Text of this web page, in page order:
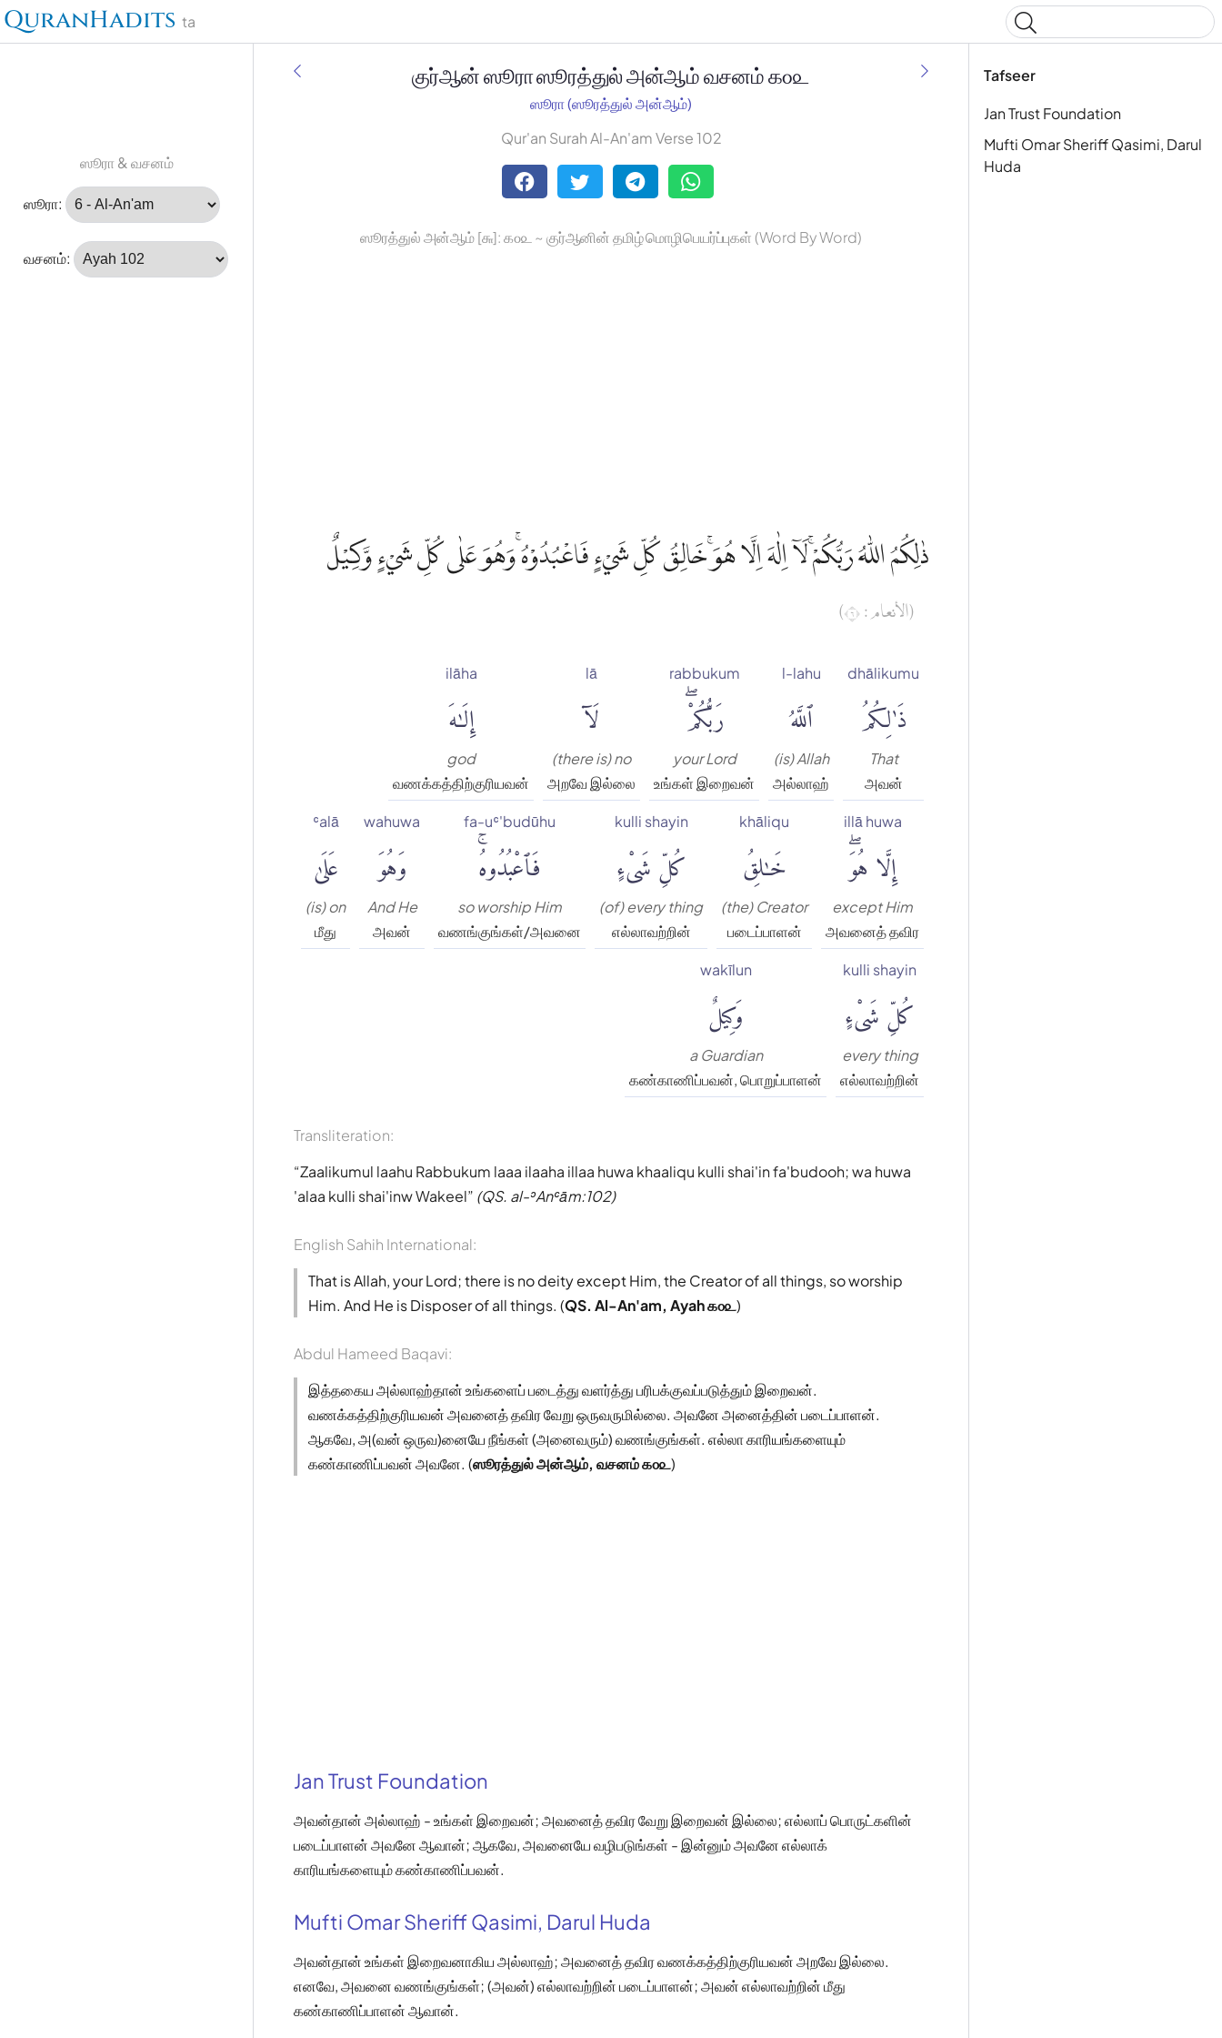
QuranHadits ta
ஸூரா & வசனம்
ஸூரா:
வசனம்:
Tafseer
Jan Trust Foundation
Mufti Omar Sheriff Qasimi, Darul
Huda
குர்ஆன் ஸூரா ஸூரத்துல் அன்ஆம் வசனம் ௧௦௨
ஸூரா (ஸூரத்துல் அன்ஆம்)
Qur'an Surah Al-An'am Verse 102
ஸூரத்துல் அன்ஆம் [௬]: ௧௦௨ ~ குர்ஆனின் தமிழ் மொழிபெயர்ப்புகள் (Word By Word)
ذٰلِكُمُ اللّٰهُ رَبُّكُمْۚ لَآ اِلٰهَ اِلَّا هُوَۚ خَالِقُ كُلِّ شَيْءٍ فَاعْبُدُوْهُ ۚوَهُوَ عَلٰى كُلِّ شَيْءٍ وَّكِيْلٌ
(الأنعام : ٦)
dhālikumu
ذَٰلِكُمُ
That
அவன்
l-lahu
ٱللَّهُ
(is) Allah
அல்லாஹ்
rabbukum
رَبُّكُمْۖ
your Lord
உங்கள் இறைவன்
lā
لَآ
(there is) no
அறவே இல்லை
ilāha
إِلَٰهَ
god
வணக்கத்திற்குரியவன்
illā huwa
إِلَّا هُوَۖ
except Him
அவனைத் தவிர
khāliqu
خَٰلِقُ
(the) Creator
படைப்பாளன்
kulli shayin
كُلِّ شَىْءٍ
(of) every thing
எல்லாவற்றின்
fa-uʿ'budūhu
فَٱعْبُدُوهُۚ
so worship Him
வணங்குங்கள்/அவனை
wahuwa
وَهُوَ
And He
அவன்
ʿalā
عَلَىٰ
(is) on
மீது
kulli shayin
كُلِّ شَىْءٍ
every thing
எல்லாவற்றின்
wakīlun
وَكِيلٌ
a Guardian
கண்காணிப்பவன், பொறுப்பாளன்
Transliteration:
Zaalikumul laahu Rabbukum laaa ilaaha illaa huwa khaaliqu kulli shai'in fa'budooh; wa huwa
'alaa kulli shai'inw Wakeel (QS. al-ʾAnʿām:102)
English Sahih International:
That is Allah, your Lord; there is no deity except Him, the Creator of all things, so worship
Him. And He is Disposer of all things. (QS. Al-An'am, Ayah ௧௦௨)
Abdul Hameed Baqavi:
இத்தகைய அல்லாஹ்தான் உங்களைப் படைத்து வளர்த்து பரிபக்குவப்படுத்தும் இறைவன்.
வணக்கத்திற்குரியவன் அவனைத் தவிர வேறு ஒருவருமில்லை. அவனே அனைத்தின் படைப்பாளன்.
ஆகவே, அ(வன் ஒருவ)னையே நீங்கள் (அனைவரும்) வணங்குங்கள். எல்லா காரியங்களையும்
கண்காணிப்பவன் அவனே. (ஸூரத்துல் அன்ஆம், வசனம் ௧௦௨)
Jan Trust Foundation
அவன்தான் அல்லாஹ் - உங்கள் இறைவன்; அவனைத் தவிர வேறு இறைவன் இல்லை; எல்லாப் பொருட்களின்
படைப்பாளன் அவனே ஆவான்; ஆகவே, அவனையே வழிபடுங்கள் - இன்னும் அவனே எல்லாக்
காரியங்களையும் கண்காணிப்பவன்.
Mufti Omar Sheriff Qasimi, Darul Huda
அவன்தான் உங்கள் இறைவனாகிய அல்லாஹ்; அவனைத் தவிர வணக்கத்திற்குரியவன் அறவே இல்லை.
எனவே, அவனை வணங்குங்கள்; (அவன்) எல்லாவற்றின் படைப்பாளன்; அவன் எல்லாவற்றின் மீது
கண்காணிப்பாளன் ஆவான்.